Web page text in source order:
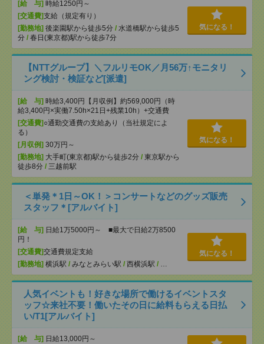
[給 与] 時給1250円～
[交通費]支給（規定有り）
[勤務地] 後楽園駅から徒歩5分 / 水道橋駅から徒歩5
分 / 春日(東京都)駅から徒歩7分
気になる！
【NTTグループ】＼フルリモOK／月56万↑モニタリ
ング検討・検証など[派遣]
[給 与] 時給3,400円【月収例】約569,000円（時
給3,400円×実働7.50h×21日+残業10h）+交通費
[交通費]○通勤交通費の支給あり（当社規定によ
る）
[月収例] 30万円～
[勤務地] 大手町(東京都)駅から徒歩2分 / 東京駅から
徒歩8分 / 三越前駅
気になる！
＜単発＊1日～OK！＞コンサートなどのグッズ販売
スタッフ＊[アルバイト]
[給 与] 日給1万5000円～ ■最大で日給2万8500
円！
[交通費]交通費規定支給
[勤務地] 横浜駅 / みなとみらい駅 / 西横浜駅 /
気になる！
人気イベントも！好きな場所で働けるイベントスタ
ッフ☆来社不要！働いたその日に給料もらえる日払
い/T1[アルバイト]
[給 与] 日給13,000円～